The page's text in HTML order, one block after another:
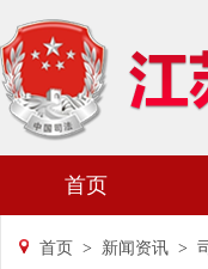
首页
首页 > 新闻资讯 >